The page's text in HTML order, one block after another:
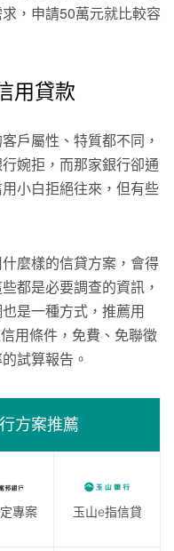
，申請50萬元就比較容
用貸款
戶屬性、特質都不同，
婉拒，而那家銀行卻通
小白拒絕往來，但有些
麼樣的信貸方案，會得
都是必要調查的資訊，
是一種方式，推薦用
用條件，免費、免聯徵
試算報告。
方案推薦
專案 玉山e指信貸